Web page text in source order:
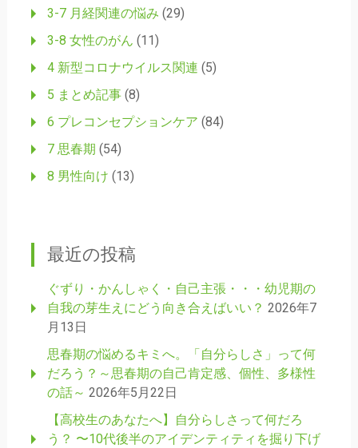
3-7 月経関連の悩み (29)
3-8 女性のがん (11)
4 新型コロナウイルス関連 (5)
5 まとめ記事(8)
6 プレコンセプションケア (84)
7 思春期 (54)
8 男性向け (13)
最近の投稿
ぐずり・かんしゃく・自己主張・・・幼児期の
自我の芽生えにどう向き合えばいい？ 2026年7
月13日
思春期の悩めるキミへ。「自分らしさ」って何
だろう？～思春期の自己肯定感、個性、多様性
の話～ 2026年5月22日
【高校生のあなたへ】自分らしさって何だろ
う？ 〜10代後半のアイデンティティを掘り下げ